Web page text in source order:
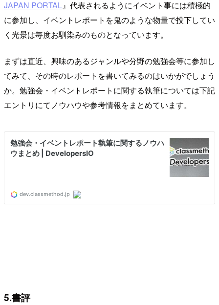
JAPAN PORTAL』代表されるようにイベント事には積極的
に参加し、イベントレポートを鬼のような物量で投下してい
く光景は毎度お馴染みのものとなっています。
まずは直近、興味のあるジャンルや分野の勉強会等に参加し
てみて、その時のレポートを書いてみるのはいかがでしょう
か。勉強会・イベントレポートに関する執筆については下記
エントリにてノウハウや参考情報をまとめています。
5.書評